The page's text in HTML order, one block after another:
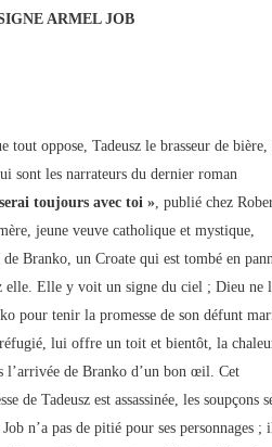
ARMEL JOB
tout oppose, Tadeusz le brasseur de bière,
sont les narrateurs du dernier roman
toujours avec toi », publié chez
jeune veuve catholique et mystique,
Branko, un Croate qui est tombé en
elle. Elle y voit un signe du ciel ; Dieu ne
pour tenir la promesse de son défunt
lui offre un toit et bientôt, la
l’arrivée de Branko d’un bon œil. Cet
Tadeusz est assassinée, les soupçons
n’a pas de pitié pour ses personnages ;